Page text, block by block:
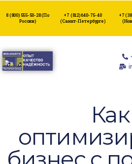
8 (800) 555-50-28(По
России)
+7 (812) 640-75-40
(Санкт-Петербурге)
+7
Как